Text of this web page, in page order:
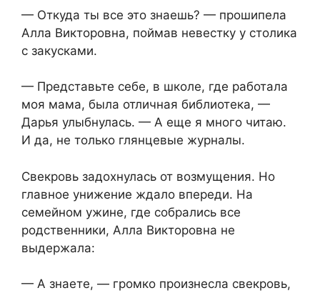
— Откуда ты все это знаешь? — прошипела
Алла Викторовна, поймав невестку у столика
с закусками.
— Представьте себе, в школе, где работала
моя мама, была отличная библиотека, —
Дарья улыбнулась. — А еще я много читаю.
И да, не только глянцевые журналы.
Свекровь задохнулась от возмущения. Но
главное унижение ждало впереди. На
семейном ужине, где собрались все
родственники, Алла Викторовна не
выдержала:
— А знаете, — громко произнесла свекровь,